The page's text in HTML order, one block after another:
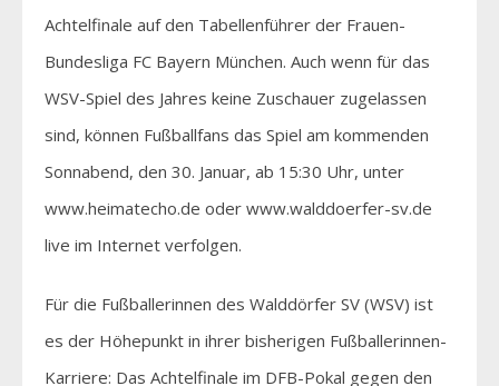
Achtelfinale auf den Tabellenführer der Frauen-
Bundesliga FC Bayern München. Auch wenn für das
WSV-Spiel des Jahres keine Zuschauer zugelassen
sind, können Fußballfans das Spiel am kommenden
Sonnabend, den 30. Januar, ab 15:30 Uhr, unter
www.heimatecho.de oder www.walddoerfer-sv.de
live im Internet verfolgen.
Für die Fußballerinnen des Walddörfer SV (WSV) ist
es der Höhepunkt in ihrer bisherigen Fußballerinnen-
Karriere: Das Achtelfinale im DFB-Pokal gegen den